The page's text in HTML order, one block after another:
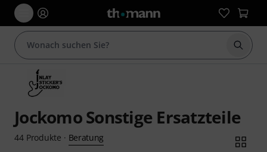
Suche
Jockomo Sonstige Ersatzteile
44 Produkte · Beratung